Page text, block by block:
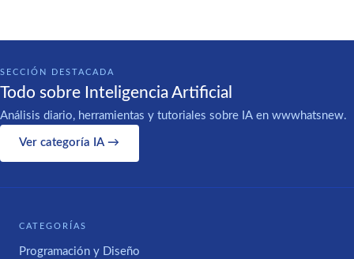
SECCIÓN DESTACADA
Todo sobre Inteligencia Artificial
Análisis diario, herramientas y tutoriales sobre IA en wwwhatsnew.
Ver categoría IA →
CATEGORÍAS
Programación y Diseño